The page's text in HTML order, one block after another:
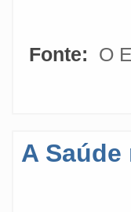
Fonte: O
A